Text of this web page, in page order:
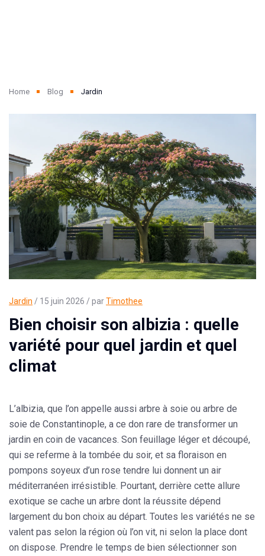
Home Blog Jardin
Jardin / 15 juin 2026 / parTimothee
Bien choisir son albizia : quelle
variété pour quel jardin et quel
climat
L’albizia, que l’on appelle aussi arbre à soie ou arbre de
soie de Constantinople, a ce don rare de transformer un
jardin en coin de vacances. Son feuillage léger et découpé,
qui se referme à la tombée du soir, et sa floraison en
pompons soyeux d’un rose tendre lui donnent un air
méditerranéen irrésistible. Pourtant, derrière cette allure
exotique se cache un arbre dont la réussite dépend
largement du bon choix au départ. Toutes les variétés ne se
valent pas selon la région où l’on vit, ni selon la place dont
on dispose. Prendre le temps de bien sélectionner son